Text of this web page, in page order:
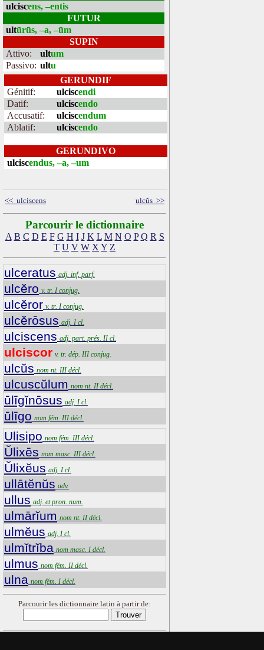
ulciscens, –entis
FUTUR
ultūrūs, –a, –ūm
SUPIN
Attivo:
ultum
Passivo: ultu
GERUNDIF
Génitif:
ulciscendi
Datif:
ulciscendo
Accusatif:
ulciscendum
Ablatif:
ulciscendo
GERUNDIVO
ulciscendus, –a, –um
<< ulciscens ulcŭs >>
Parcourir le dictionnaire
A B C D E F G H I J K L M N O P Q R S
T U V W X Y Z
ulceratus adj. inf. parf.
ulcĕro v. tr. I conjug.
ulcĕror v. tr. I conjug.
ulcĕrōsus adj. I cl.
ulciscens adj. part. prés. II cl.
ulciscor v. tr. dép. III conjug.
ulcŭs nom nt. III décl.
ulcuscŭlum nom nt. II décl.
ūlīgĭnōsus adj. I cl.
ūlīgo nom fém. III décl.
Ulisipo nom fém. III décl.
Ŭlixēs nom masc. III décl.
Ŭlixĕus adj. I cl.
ullātĕnŭs adv.
ullus adj. et pron. num.
ulmārĭum nom nt. II décl.
ulmĕus adj. I cl.
ulmĭtrĭba nom masc. I décl.
ulmus nom fém. II décl.
ulna nom fém. I décl.
Parcourir les dictionnaire latin à partir de: